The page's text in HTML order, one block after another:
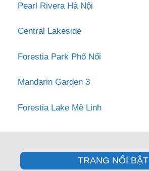
Pearl Rivera Hà Nội
Central Lakeside
Forestia Park Phố Nối
Mandarin Garden 3
Forestia Lake Mê Linh
TRANG NỔI BẬT